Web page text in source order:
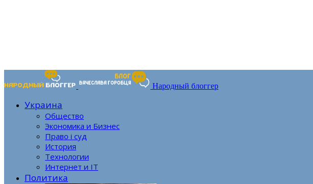
Народный блоггер
Украина
Общество
Экономика и Бизнес
Право і суд
История
Технологии
Интернет и IT
Политика